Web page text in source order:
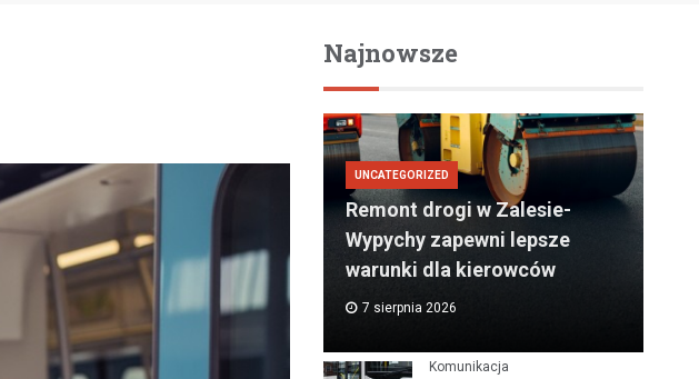
Najnowsze
UNCATEGORIZED
Remont drogi w Zalesie-
Wypychy zapewni lepsze
warunki dla kierowców
7 sierpnia 2026
Komunikacja